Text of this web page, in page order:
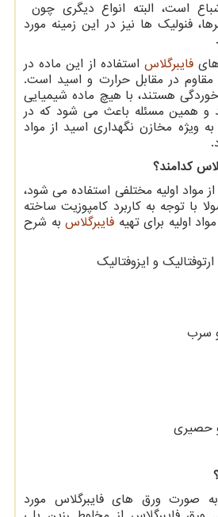
است، البته انواع دیگری چون
فنولیک ها نیز در این زمینه مورد
فایبرگلاساستفاده از این ماده در
در مقابل حرارت و اسید است.
هستند، با هیچ ماده شیمیایی
و همین مسئله باعث می شود که در
مخازن نگهداری اسید از مواد
کدامند؟
مواد اولیه مختلفی استفاده می شود،
با توجه به کاربرد کامپوزیت ساخته
اولیه برای تهیه فایبرگلاس به شرح
و ایزوفتالیک
سرب
حصیری
به صورت ورق های فایبرگلاس مورد